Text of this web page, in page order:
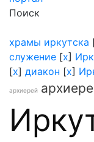
Поиск
храмы иркутска
служение [x]
[x] диакон [x]
архиерей